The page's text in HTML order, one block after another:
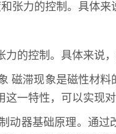
力的控制。具体来
的控制。具体来说
磁滞现象是磁性材
一特性，可以实现对
器基础原理。通